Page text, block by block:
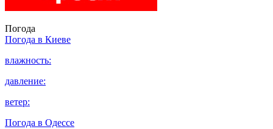
Погода
Погода в Киеве
влажность:
давление:
ветер:
Погода в Одессе